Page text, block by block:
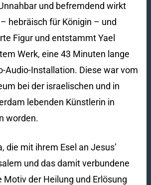
und befremdend wirkt
hebräisch für Königin – und
Figur und entstammt Yael
Werk, eine 43 Minuten lange
Audio-Installation. Diese war vom
bei der israelischen und in
lebenden Künstlerin in
worden.
die mit ihrem Esel an Jesus’
und das damit verbundene
der Heilung und Erlösung